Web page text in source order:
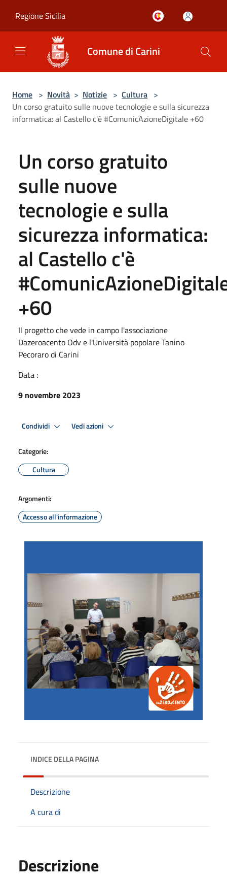
Regione Sicilia
Comune di Carini
Home > Novità > Notizie > Cultura >
Un corso gratuito sulle nuove tecnologie e sulla sicurezza
informatica: al Castello c'è #ComunicAzioneDigitale +60
Un corso gratuito
sulle nuove
tecnologie e sulla
sicurezza informatica:
al Castello c'è
+60
Il progetto che vede in campo l'associazione
Dazeroacento Odv e l'Università popolare Tanino
Pecoraro di Carini
Data :
9 novembre 2023
Condividi Vedi azioni
Categorie:
Cultura
Argomenti:
Accesso all'informazione
INDICE DELLA PAGINA
Descrizione
A cura di
Descrizione